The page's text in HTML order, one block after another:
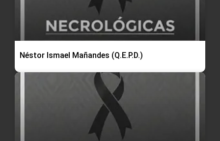
Néstor Ismael Mañandes (Q.E.P.D.)